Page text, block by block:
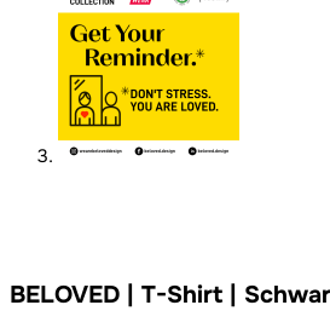
BELOVED | T-Shirt |